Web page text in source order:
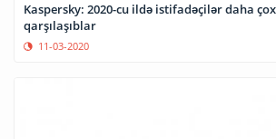
Kaspersky: 2020-cu ildə istifadəçilər daha
qarşılaşıblar
11-03-2020